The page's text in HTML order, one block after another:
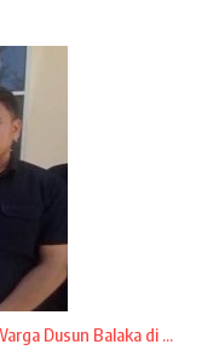
Dusun Balaka di ...